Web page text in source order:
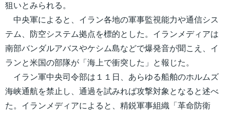
狙いとみられる。
中央軍によると、イラン各地の軍事監視能力や通信シス
テム、防空システム拠点を標的とした。イランメディアは
南部バンダルアバスやケシム島などで爆発音が聞こえ、イ
ランと米国の部隊が「海上で衝突した」と報じた。
イラン軍中央司令部は１１日、あらゆる船舶のホルムズ
海峡通航を禁止し、通過を試みれば攻撃対象となると述べ
た。イランメディアによると、精鋭軍事組織「革命防衛